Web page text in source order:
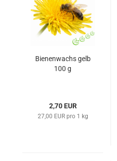
Bienenwachs gelb
100 g
2,70 EUR
27,00 EUR pro 1 kg